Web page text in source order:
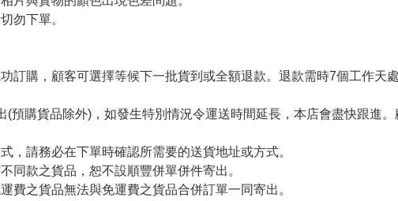
勿下單。
購，顧客可選擇等候下一批貨到或全額退款。退款需時7個工作天處
購貨品除外)，如發生特別情況令運送時間延長，本店會盡快跟進。
請務必在下單時確認所需要的送貨地址或方式。
款之貨品，恕不設順豐併單併件寄出。
之貨品無法與免運費之貨品合併訂單一同寄出。